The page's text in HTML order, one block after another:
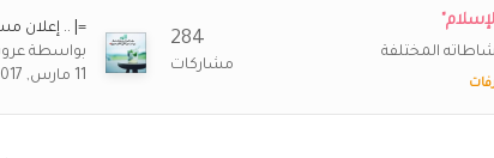
النيرة
المختلفة
284
مشاركات
=| .. إعلان
بواسطة
11 مارس, 2017